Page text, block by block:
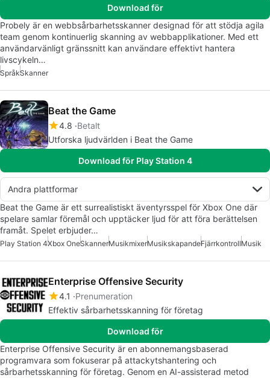
Download för
Probely är en webbsårbarhetsskanner designad för att stödja agila
team genom kontinuerlig skanning av webbapplikationer. Med ett
användarvänligt gränssnitt kan användare effektivt hantera
livscykeln…
SpråkSkanner
Beat the Game
4.8 Betalt
Utforska ljudvärlden i Beat the Game
Download för Play Station 4
Andra plattformar
Beat the Game är ett surrealistiskt äventyrsspel för Xbox One där
spelare samlar föremål och upptäcker ljud för att föra berättelsen
framåt. Spelet erbjuder…
Play Station 4Xbox OneSkannerMusikmixerMusikskapandeFjärrkontrollMusik
Enterprise Offensive Security
4.1
Prenumeration
Effektiv sårbarhetsskanning för företag
Download för
Enterprise Offensive Security är en abonnemangsbaserad
programvara som fokuserar på attackytshantering och
sårbarhetsskanning för företag. Genom en AI-assisterad metod